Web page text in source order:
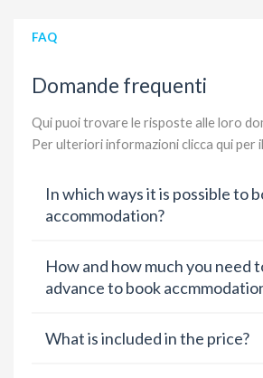
FAQ
Domande frequenti
Qui puoi trovare le risposte alle loro
Per ulteriori informazioniclicca qui per
In which ways it is possible to
accommodation?
How and how much you need
advance to book
What is included in the price?